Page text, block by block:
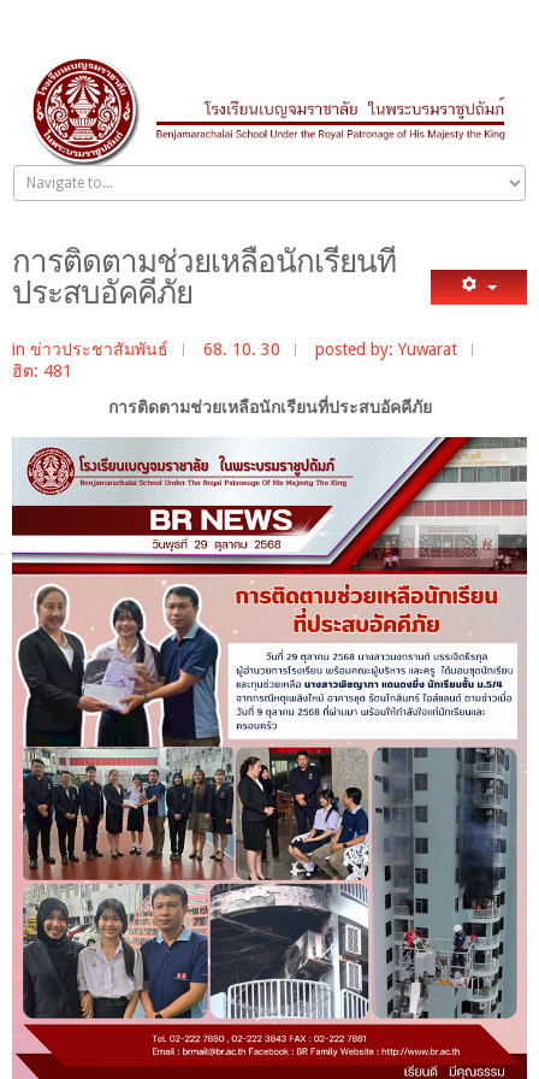
การติดตามช่วยเหลือนักเรียนที่
ประสบอัคคีภัย
in ข่าวประชาสัมพันธ์ 68. 10. 30
posted by: Yuwarat
ฮิต: 481
การติดตามช่วยเหลือนักเรียนที่ประสบอัคคีภัย